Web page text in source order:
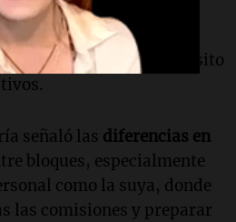
modus operandi
política", afirmó,
deforma el propósito
señaló las diferencias en
bloques, especialmente
como la suya, donde
las comisiones y preparar